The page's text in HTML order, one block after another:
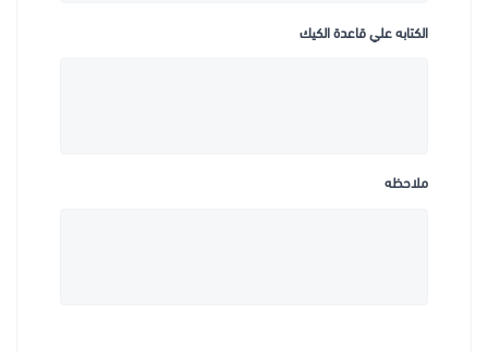
الكتابه علي قاعدة الكيك
ملاحظه